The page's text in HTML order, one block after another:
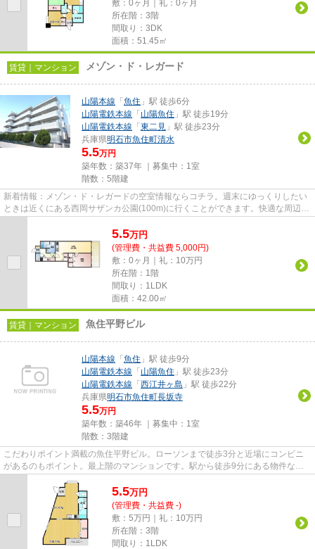
敷：0ヶ月｜礼：0ヶ月
所在階：3階
間取り：3DK
面積：51.45㎡
賃貸｜マンション メゾン・ド・レガード
山陽本線 「 魚住 」駅 徒歩6分
山陽電鉄本線 「 山陽魚住 」駅 徒歩19分
山陽電鉄本線 「 東二見 」駅 徒歩23分
兵庫県明石市魚住町清水
5.5万円
築年数：築37年 ｜募集中： 1室
階数：5階建
新着情報：メゾン・ド・レガードの空室情報ならコチラ。週末にゆっくりしたい
ときは近くにある西岡サザンカ公園(100m)に行くことができます。快適な周辺環
5.5万円
(管理費・共益費 5,000円)
敷：0ヶ月｜礼：10万円
所在階：1階
間取り：1LDK
面積：42.00㎡
賃貸｜マンション 魚住平野ビル
山陽本線 「 魚住 」駅 徒歩9分
山陽電鉄本線 「 山陽魚住 」駅 徒歩23分
山陽電鉄本線 「 西江井ヶ島 」駅 徒歩22分
兵庫県明石市魚住町長坂寺
5.5万円
築年数：築46年 ｜募集中： 1室
階数：3階建
こだわりポイント満載の魚住平野ビル。ローソンまで徒歩3分と近場にコンビニ
があるのもポイント。最上階のマンションです。駅から徒歩9分にある物件なの
5.5万円
(管理費・共益費 -)
敷：5万円｜礼：10万円
所在階：3階
間取り：1LDK